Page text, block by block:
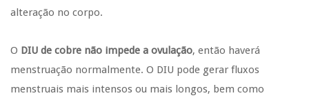
alteração no corpo.
O DIU de cobre não impede a ovulação, então haverá
menstruação normalmente. O DIU pode gerar fluxos
menstruais mais intensos ou mais longos, bem como